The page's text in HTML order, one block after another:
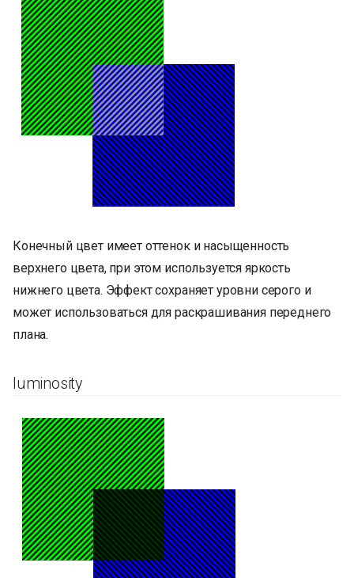
Конечный цвет имеет оттенок и насыщенность
верхнего цвета, при этом используется яркость
нижнего цвета. Эффект сохраняет уровни серого и
может использоваться для раскрашивания переднего
плана.
luminosity